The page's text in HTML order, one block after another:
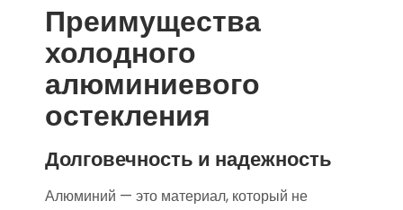
Преимущества
холодного
алюминиевого
остекления
Долговечность и надежность
Алюминий — это материал, который не